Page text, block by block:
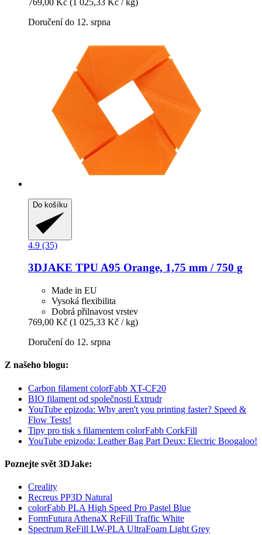
769,00 Kč (1 025,33 Kč / kg)
Doručení do 12. srpna
Do košíku
4.9 (35)
3DJAKE TPU A95 Orange, 1,75 mm / 750 g
Made in EU
Vysoká flexibilita
Dobrá přilnavost vrstev
769,00 Kč (1 025,33 Kč / kg)
Doručení do 12. srpna
Z našeho blogu:
Carbon filament colorFabb XT-CF20
BIO filament od společnosti Extrudr
YouTube epizoda: Why aren't you printing faster? Speed &
Flow Tests!
Tipy pro tisk s filamentem colorFabb CorkFill
YouTube epizoda: Leather Bag Part Deux: Electric Boogaloo!
Poznejte svět 3DJake:
Creality
Recreus PP3D Natural
colorFabb PLA High Speed Pro Pastel Blue
FormFutura AthenaX ReFill Traffic White
Spectrum ReFill LW-PLA UltraFoam Light Grey